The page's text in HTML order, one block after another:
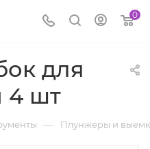
0
для
4 шт
— Плунжеры и